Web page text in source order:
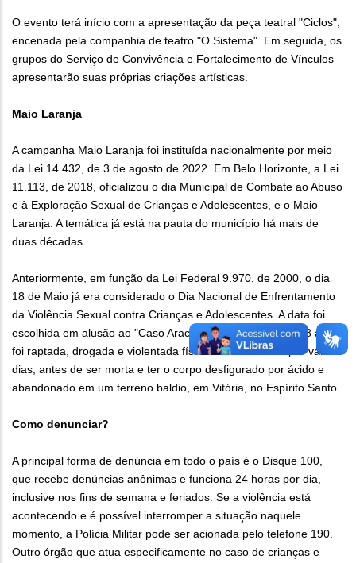
O evento terá início com a apresentação da peça teatral "Ciclos",
encenada pela companhia de teatro "O Sistema". Em seguida, os
grupos do Serviço de Convivência e Fortalecimento de Vínculos
apresentarão suas próprias criações artísticas.
Maio Laranja
A campanha Maio Laranja foi instituída nacionalmente por meio
da Lei 14.432, de 3 de agosto de 2022. Em Belo Horizonte, a Lei
11.113, de 2018, oficializou o dia Municipal de Combate ao Abuso
e à Exploração Sexual de Crianças e Adolescentes, e o Maio
Laranja. A temática já está na pauta do município há mais de
duas décadas.
Anteriormente, em função da Lei Federal 9.970, de 2000, o dia
18 de Maio já era considerado o Dia Nacional de Enfrentamento
da Violência Sexual contra Crianças e Adolescentes. A data foi
escolhida em alusão ao "Caso Araceli", a menina que aos 8 anos
foi raptada, drogada e violentada física e sexualmente por vários
dias, antes de ser morta e ter o corpo desfigurado por ácido e
abandonado em um terreno baldio, em Vitória, no Espírito Santo.
Como denunciar?
A principal forma de denúncia em todo o país é o Disque 100,
que recebe denúncias anônimas e funciona 24 horas por dia,
inclusive nos fins de semana e feriados. Se a violência está
acontecendo e é possível interromper a situação naquele
momento, a Polícia Militar pode ser acionada pelo telefone 190.
Outro órgão que atua especificamente no caso de crianças e